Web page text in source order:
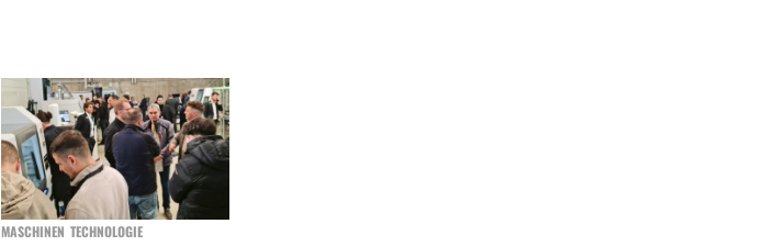
MASCHINEN TECHNOLOGIE